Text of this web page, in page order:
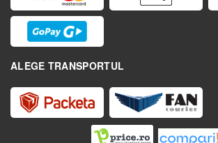
ALEGE TRANSPORTUL